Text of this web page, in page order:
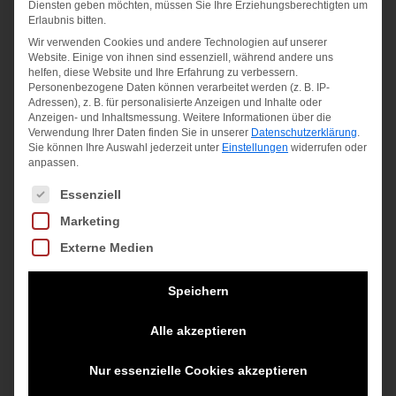
Einfach gewebt: 86 % Polyester (100 %
Ähnliche Produkte
Angebot!
FIT
SUIT 3S
Preis
€Aktueller
Angebot!
INF
EC3S
1PC Y
schwarz-
weiss
Ursprünglicher
Angebot!
BX B
inkl. MwSt.
Diensten geben möchten, müssen Sie Ihre Erziehungsberechtigten um
Erlaubnis bitten.
Wir verwenden Cookies und andere Technologien auf unserer
Website. Einige von ihnen sind essenziell, während andere uns
helfen, diese Website und Ihre Erfahrung zu verbessern.
Personenbezogene Daten können verarbeitet werden (z. B. IP-
Adressen), z. B. für personalisierte Anzeigen und Inhalte oder
Anzeigen- und Inhaltsmessung. Weitere Informationen über die
Verwendung Ihrer Daten finden Sie in unserer Datenschutzerklärung.
Sie können Ihre Auswahl jederzeit unter Einstellungen widerrufen oder
anpassen.
Es folgt eine Liste der Service-Gruppen, für die eine
Essenziell
Marketing
Externe Medien
Speichern
Alle akzeptieren
Nur essenzielle Cookies akzeptieren